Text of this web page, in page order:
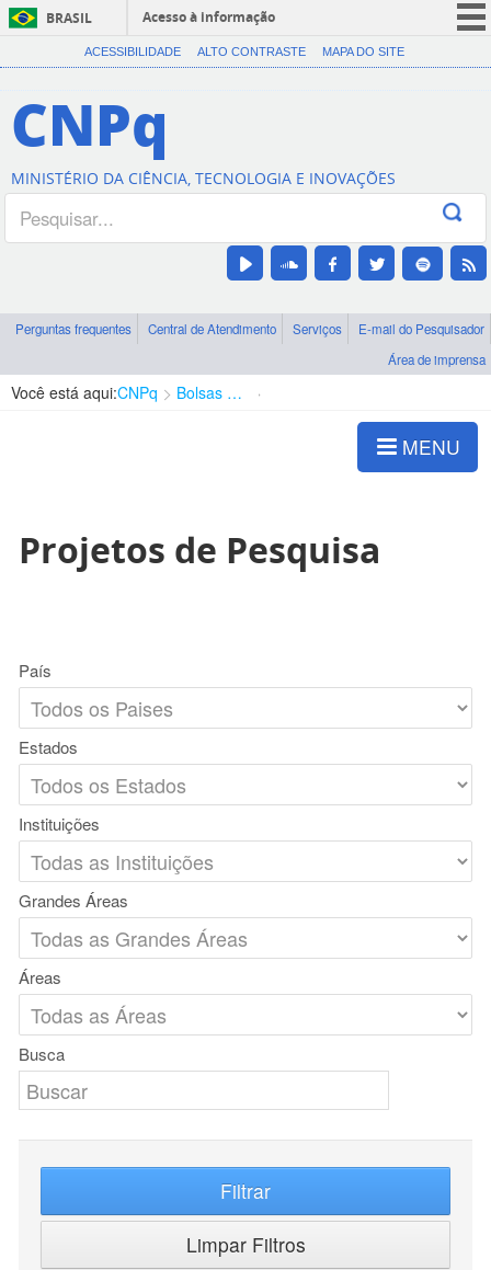
BRASIL
Acesso à informação
CORONAVÍRUS (COVID-19)
Canais
ACESSIBILIDADE ALTO CONTRASTE MAPA DO SITE
CNPq
MINISTÉRIO DA CIÊNCIA, TECNOLOGIA E INOVAÇÕES
Perguntas frequentes Central de Atendimento Serviços
E-mail do Pesquisador
Área de imprensa
Você está aqui:CNPq Bolsas e Auxílios Vigentes
MENU
Projetos de Pesquisa
País
Estados
Instituições
Grandes Áreas
Áreas
Busca
Filtrar
Limpar Filtros